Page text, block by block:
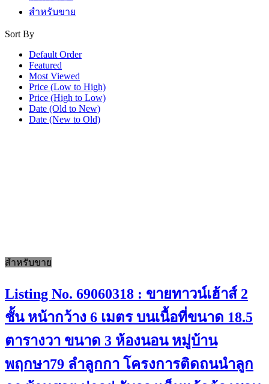
สำหรับขาย
Sort By
Default Order
Featured
Most Viewed
Price (Low to High)
Price (High to Low)
Date (Old to New)
Date (New to Old)
สำหรับขาย
Listing No. 69060318 : ขายทาวน์เฮ้าส์ 2
ชั้น หน้ากว้าง 6 เมตร บนเนื้อที่ขนาด 18.5
ตารางวา ขนาด 3 ห้องนอน หมู่บ้าน
พฤกษา79 ลำลูกกา โครงการติดถนนำลูก